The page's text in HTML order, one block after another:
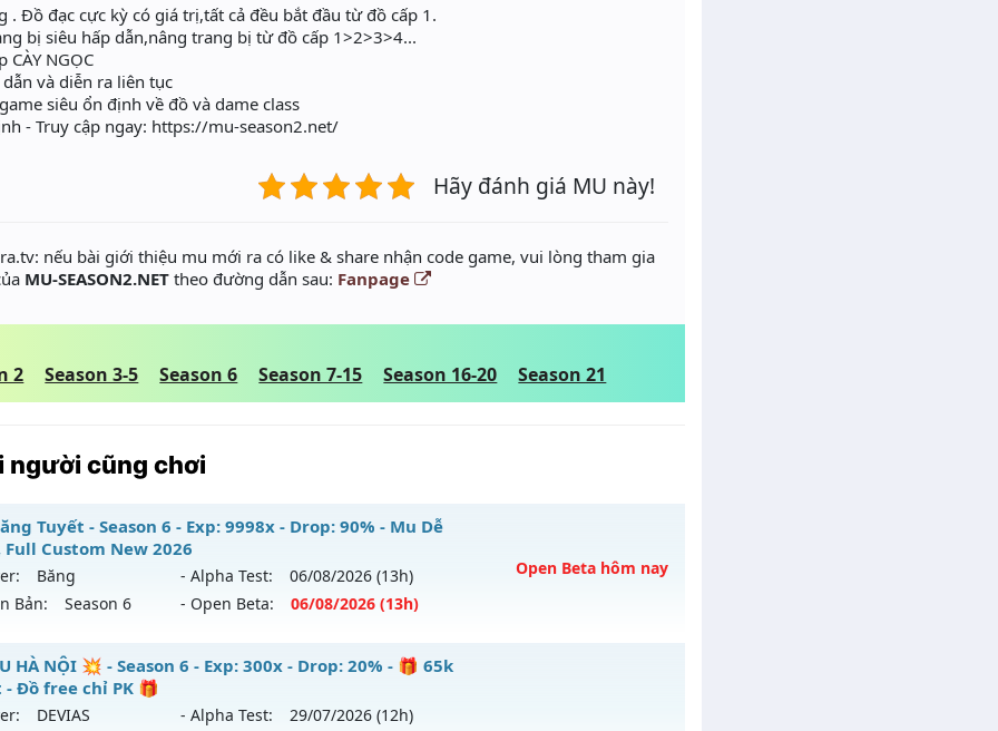
. Đồ đạc cực kỳ có giá trị,tất cả đều bắt đầu từ đồ cấp 1.
bị siêu hấp dẫn,nâng trang bị từ đồ cấp 1>2>3>4...
CÀY NGỌC
và diễn ra liên tục
siêu ổn định về đồ và dame class
- Truy cập ngay: https://mu-season2.net/
Hãy đánh giá MU này!
nếu bài giới thiệu mu mới ra có like & share nhận code game, vui lòng tham gia
MU-SEASON2.NET theo đường dẫn sau: Fanpage
2 Season 3-5 Season 6 Season 7-15 Season 16-20 Season 21
người cũng chơi
Tuyết - Season 6 - Exp: 9998x - Drop: 90% - Mu Dễ
Full Custom New 2026
Băng - Alpha Test: 06/08/2026 (13h)
Bản:
Season 6 - Open Beta: 06/08/2026 (13h)
Open Beta hôm nay
Băng Tuyết - Mu Dễ Chơi, Full Custom New 2026
mới ra tháng 08 2026 - Mở máy chủBăngvào 13h ngày 06/08/2626
HÀ NỘI 💥 - Season 6 - Exp: 300x - Drop: 20% - 🎁 65k
- Đồ free chỉ PK 🎁
DEVIAS - Alpha Test: 29/07/2026 (12h)